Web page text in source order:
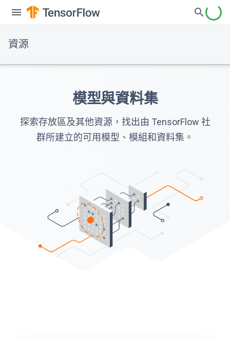
資源
模型與資料集
探索存放區及其他資源，找出由 TensorFlow 社
群所建立的可用模型、模組和資料集。